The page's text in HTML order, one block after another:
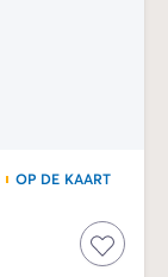
OP DE KAART